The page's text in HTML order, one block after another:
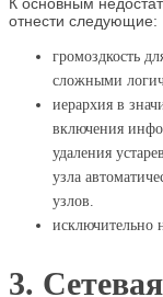
отнести следующие:
громоздкость
сложными
иерархия в
включения
удаления
узла
узлов.
исключительно
3.